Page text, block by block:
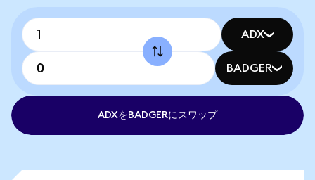
ADX
BADGER
ADXをBADGERにスワップ